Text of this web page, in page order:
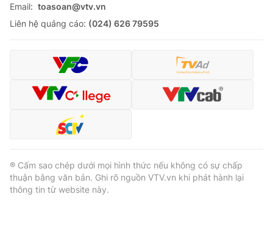
Email: toasoan@vtv.vn
Liên hệ quảng cáo: (024) 626 79595
® Cấm sao chép dưới mọi hình thức nếu không có sự chấp
thuận bằng văn bản. Ghi rõ nguồn VTV.vn khi phát hành lại
thông tin từ website này.